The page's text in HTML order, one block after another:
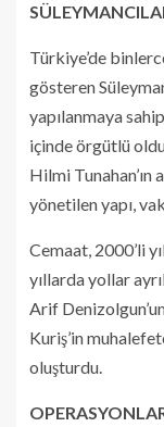
Türkiye’de
gösteren
yapılanmaya
içinde örgütlü
Hilmi
yönetilen yapı,
Cemaat, 2000’li
yıllarda yollar
Arif
Kuriş’in
oluşturdu.